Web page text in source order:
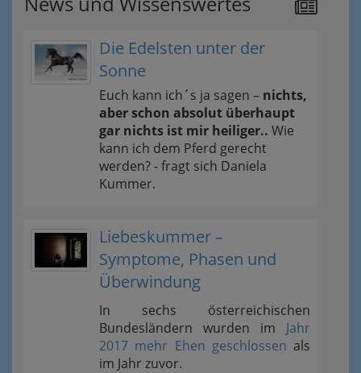
Die Edelsten unter der
Sonne
Euch kann ich´s ja sagen – nichts,
aber schon absolut überhaupt
gar nichts ist mir heiliger.. Wie
kann ich dem Pferd gerecht
werden? - fragt sich Daniela
Kummer.
Liebeskummer –
Symptome, Phasen und
Überwindung
In sechs österreichischen
Bundesländern wurden im Jahr
2017 mehr Ehen geschlossen als
im Jahr zuvor.